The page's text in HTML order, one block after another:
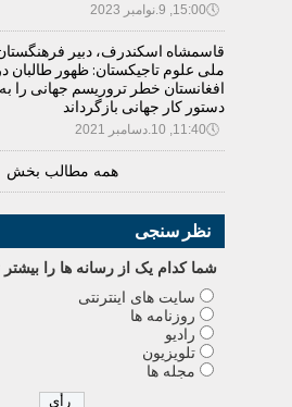
🕔15:00, 9.نوامبر 2023
قاسمشاه اسکندرف، دبیر
ملی علوم تاجیکستان: ظهور طالبان در
افغانستان خطر تروریسم جهانی را به
دستور کار جهانی بازگرداند
🕔11:40, 10.دسامبر 2021
همه مطالب بخش
نظر سنجی
شما کدام يک از رسانه ها را
سایت های اینترنتی
روزنامه ها
رادیو
تلویزیون
مجله ها